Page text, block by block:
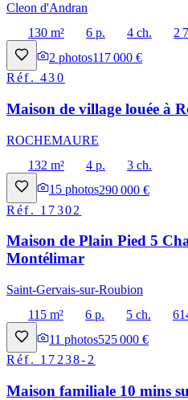
Cleon d'Andran
130 m²
6 p. 4 ch.
2
2 photos117 000 €
Réf.430
Maison de village louée à
ROCHEMAURE
132 m²
4 p.
3 ch.
15 photos290 000 €
Réf. 17302
Maison de Plain Pied 5
Montélimar
Saint-Gervais-sur-Roubion
115 m²
6 p. 5 ch.
11 photos525 000 €
Réf. 17238-2
Maison familiale 10 mins